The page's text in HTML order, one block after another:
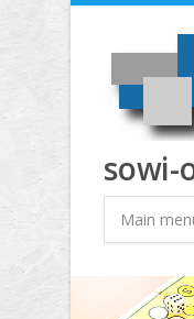
Direkt zum Inhalt
sowi-